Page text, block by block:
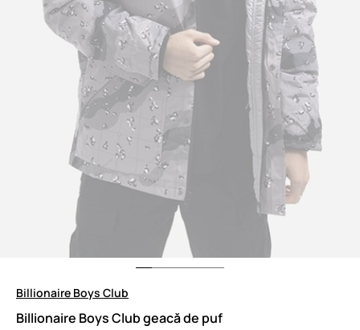
Billionaire Boys Club
Billionaire Boys Club geacă de puf